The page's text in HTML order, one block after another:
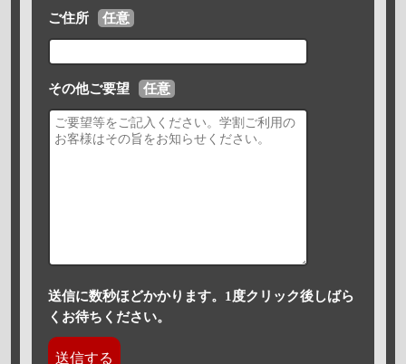
ご住所 任意
その他ご要望 任意
送信に数秒ほどかかります。1度クリック後しばら
くお待ちください。